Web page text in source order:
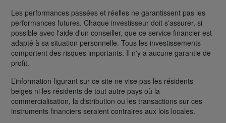
Les performances passées et réelles ne garantissent pas les
performances futures. Chaque investisseur doit s'assurer, si
possible avec l'aide d'un conseiller, que ce service financier est
adapté à sa situation personnelle. Tous les investissements
comportent des risques importants. Il n'y a aucune garantie de
profit.
L’information figurant sur ce site ne vise pas les résidents
belges ni les résidents de tout autre pays où la
commercialisation, la distribution ou les transactions sur ces
instruments financiers seraient contraires aux lois locales.